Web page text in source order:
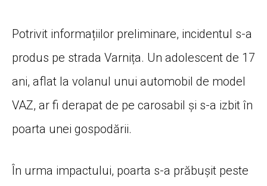
Potrivit informațiilor preliminare, incidentul s-a
produs pe strada Varnița. Un adolescent de 17
ani, aflat la volanul unui automobil de model
VAZ, ar fi derapat de pe carosabil și s-a izbit în
poarta unei gospodării.
În urma impactului, poarta s-a prăbușit peste